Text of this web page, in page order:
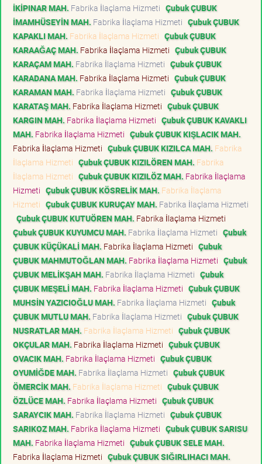
İKİPINAR MAH. Fabrika İlaçlama Hizmeti Çubuk ÇUBUK
İMAMHÜSEYİN MAH. Fabrika İlaçlama Hizmeti Çubuk ÇUBUK
KAPAKLI MAH. Fabrika İlaçlama Hizmeti Çubuk ÇUBUK
KARAAĞAÇ MAH. Fabrika İlaçlama Hizmeti Çubuk ÇUBUK
KARAÇAM MAH. Fabrika İlaçlama Hizmeti Çubuk ÇUBUK
KARADANA MAH. Fabrika İlaçlama Hizmeti Çubuk ÇUBUK
KARAMAN MAH. Fabrika İlaçlama Hizmeti Çubuk ÇUBUK
KARATAŞ MAH. Fabrika İlaçlama Hizmeti Çubuk ÇUBUK
KARGIN MAH. Fabrika İlaçlama Hizmeti Çubuk ÇUBUK KAVAKLI
MAH. Fabrika İlaçlama Hizmeti Çubuk ÇUBUK KIŞLACIK MAH.
Fabrika İlaçlama Hizmeti Çubuk ÇUBUK KIZILCA MAH. Fabrika
İlaçlama Hizmeti Çubuk ÇUBUK KIZILÖREN MAH. Fabrika
İlaçlama Hizmeti Çubuk ÇUBUK KIZILÖZ MAH. Fabrika İlaçlama
Hizmeti Çubuk ÇUBUK KÖSRELİK MAH. Fabrika İlaçlama
Hizmeti Çubuk ÇUBUK KURUÇAY MAH. Fabrika İlaçlama Hizmeti
Çubuk ÇUBUK KUTUÖREN MAH. Fabrika İlaçlama Hizmeti
Çubuk ÇUBUK KUYUMCU MAH. Fabrika İlaçlama Hizmeti Çubuk
ÇUBUK KÜÇÜKALİ MAH. Fabrika İlaçlama Hizmeti Çubuk
ÇUBUK MAHMUTOĞLAN MAH. Fabrika İlaçlama Hizmeti Çubuk
ÇUBUK MELİKŞAH MAH. Fabrika İlaçlama Hizmeti Çubuk
ÇUBUK MEŞELİ MAH. Fabrika İlaçlama Hizmeti Çubuk ÇUBUK
MUHSİN YAZICIOĞLU MAH. Fabrika İlaçlama Hizmeti Çubuk
ÇUBUK MUTLU MAH. Fabrika İlaçlama Hizmeti Çubuk ÇUBUK
NUSRATLAR MAH. Fabrika İlaçlama Hizmeti Çubuk ÇUBUK
OKÇULAR MAH. Fabrika İlaçlama Hizmeti Çubuk ÇUBUK
OVACIK MAH. Fabrika İlaçlama Hizmeti Çubuk ÇUBUK
OYUMİĞDE MAH. Fabrika İlaçlama Hizmeti Çubuk ÇUBUK
ÖMERCİK MAH. Fabrika İlaçlama Hizmeti Çubuk ÇUBUK
ÖZLÜCE MAH. Fabrika İlaçlama Hizmeti Çubuk ÇUBUK
SARAYCIK MAH. Fabrika İlaçlama Hizmeti Çubuk ÇUBUK
SARIKOZ MAH. Fabrika İlaçlama Hizmeti Çubuk ÇUBUK SARISU
MAH. Fabrika İlaçlama Hizmeti Çubuk ÇUBUK SELE MAH.
Fabrika İlaçlama Hizmeti Çubuk ÇUBUK SIĞIRLIHACI MAH.